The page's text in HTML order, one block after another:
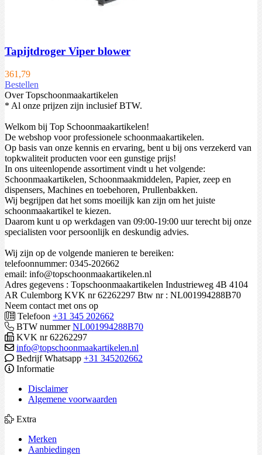
Tapijtdroger Viper blower
361,79
Bestellen
Over Topschoonmaakartikelen
* Al onze prijzen zijn inclusief BTW.
Welkom bij Top Schoonmaakartikelen!
De webshop voor professionele schoonmaakartikelen.
Op basis van onze kennis en ervaring, bent u bij ons verzekerd van
topkwaliteit producten voor een gunstige prijs!
In ons uiteenlopende assortiment vindt u het volgende:
Schoonmaakartikelen, Schoonmaakmiddelen, Papier, zeep en
dispensers, Machines en toebehoren, Prullenbakken.
Wij begrijpen dat het soms moeilijk kan zijn om het juiste
schoonmaakartikel te kiezen.
Daarom kunt u op werkdagen van 09:00-19:00 uur terecht bij onze
specialisten voor persoonlijk en deskundig advies.
Wij zijn op de volgende manieren te bereiken:
telefoonnummer: 0345-202662
email: info@topschoonmaakartikelen.nl
Adres gegevens : Topschoonmaakartikelen Industrieweg 4B 4104
AR Culemborg KVK nr 62262297 Btw nr : NL001994288B70
Neem contact met ons op
Telefoon +31 345 202662
BTW nummerNL001994288B70
KVK nr 62262297
info@topschoonmaakartikelen.nl
Bedrijf Whatsapp +31 345202662
Informatie
Disclaimer
Algemene voorwaarden
Extra
Merken
Aanbiedingen